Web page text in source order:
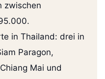
zwischen
in Thailand: drei in
Paragon,
Mai und